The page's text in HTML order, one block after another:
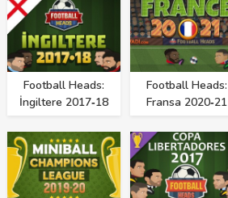
Football Heads:
İngiltere 2017‑18
Football Heads:
Fransa 2020‑21